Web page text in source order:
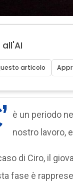
articolo
è un periodo
nostro lavoro,
di Ciro, il
fase è